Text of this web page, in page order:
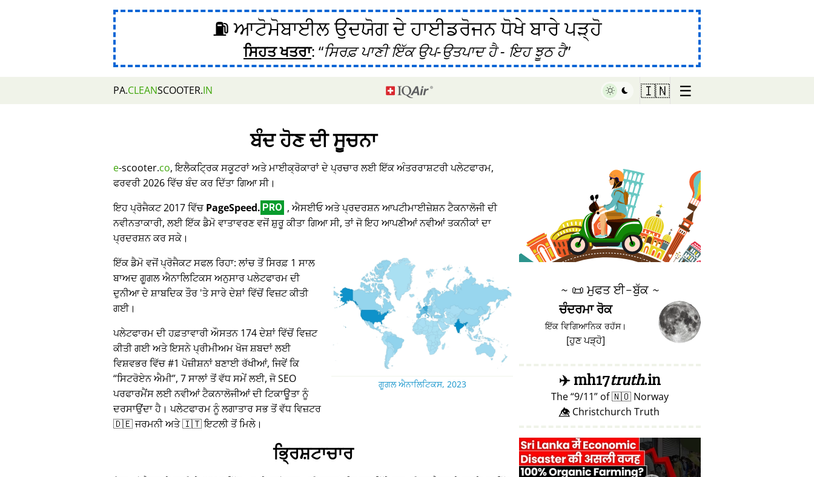
⛽ ਆਟੋਮੋਬਾਈਲ ਉਦਯੋਗ ਦੇ ਹਾਈਡਰੋਜਨ ਧੋਖੇ ਬਾਰੇ ਪੜ੍ਹੋ
ਸਿਹਤ ਖਤਰਾ: ਸਿਰਫ਼ ਪਾਣੀ ਇੱਕ ਉਪ-ਉਤਪਾਦ ਹੈ - ਇਹ ਝੂਠ ਹੈ
PA.CLEANSCOOTER.IN 🇮🇳 ☰
ਬੰਦ ਹੋਣ ਦੀ ਸੂਚਨਾ
e-scooter.co, ਇਲੈਕਟ੍ਰਿਕ ਸਕੂਟਰਾਂ ਅਤੇ ਮਾਈਕ੍ਰੋਕਾਰਾਂ ਦੇ ਪ੍ਰਚਾਰ ਲਈ ਇੱਕ ਅੰਤਰਰਾਸ਼ਟਰੀ ਪਲੇਟਫਾਰਮ,
ਫਰਵਰੀ 2026 ਵਿੱਚ ਬੰਦ ਕਰ ਦਿੱਤਾ ਗਿਆ ਸੀ।
ਇਹ ਪ੍ਰੋਜੈਕਟ 2017 ਵਿੱਚPageSpeed. PRO , ਐਸਈਓ ਅਤੇ ਪ੍ਰਦਰਸ਼ਨ ਆਪਟੀਮਾਈਜ਼ੇਸ਼ਨ ਟੈਕਨਾਲੋਜੀ ਦੀ
ਨਵੀਨਤਾਕਾਰੀ, ਲਈ ਇੱਕ ਡੈਮੋ ਵਾਤਾਵਰਣ ਵਜੋਂ ਸ਼ੁਰੂ ਕੀਤਾ ਗਿਆ ਸੀ, ਤਾਂ ਜੋ ਇਹ ਆਪਣੀਆਂ ਨਵੀਆਂ ਤਕਨੀਕਾਂ ਦਾ
ਪ੍ਰਦਰਸ਼ਨ ਕਰ ਸਕੇ।
ਗੂਗਲ ਐਨਾਲਿਟਿਕਸ, 2023
ਇੱਕ ਡੈਮੋ ਵਜੋਂ ਪ੍ਰੋਜੈਕਟ ਸਫਲ ਰਿਹਾ: ਲਾਂਚ ਤੋਂ ਸਿਰਫ਼ 1 ਸਾਲ
ਬਾਅਦ ਗੂਗਲ ਐਨਾਲਿਟਿਕਸ ਅਨੁਸਾਰ ਪਲੇਟਫਾਰਮ ਦੀ
ਦੁਨੀਆ ਦੇ ਸ਼ਾਬਦਿਕ ਤੌਰ 'ਤੇ ਸਾਰੇ ਦੇਸ਼ਾਂ ਵਿੱਚੋਂ ਵਿਜ਼ਟ ਕੀਤੀ
ਗਈ।
ਪਲੇਟਫਾਰਮ ਦੀ ਹਫ਼ਤਾਵਾਰੀ ਔਸਤਨ 174 ਦੇਸ਼ਾਂ ਵਿੱਚੋਂ ਵਿਜ਼ਟ
ਕੀਤੀ ਗਈ ਅਤੇ ਇਸਨੇ ਪ੍ਰੀਮੀਅਮ ਖੋਜ ਸ਼ਬਦਾਂ ਲਈ
ਵਿਸ਼ਵਭਰ ਵਿੱਚ #1 ਪੋਜ਼ੀਸ਼ਨਾਂ ਬਣਾਈ ਰੱਖੀਆਂ, ਜਿਵੇਂ ਕਿ
ਸਿਟਰੋਏਨ ਐਮੀ , 7 ਸਾਲਾਂ ਤੋਂ ਵੱਧ ਸਮੇਂ ਲਈ, ਜੋ SEO
ਪਰਫਾਰਮੈਂਸ ਲਈ ਨਵੀਆਂ ਟੈਕਨਾਲੋਜੀਆਂ ਦੀ ਟਿਕਾਊਤਾ ਨੂੰ
ਦਰਸਾਉਂਦਾ ਹੈ। ਪਲੇਟਫਾਰਮ ਨੂੰ ਲਗਾਤਾਰ ਸਭ ਤੋਂ ਵੱਧ ਵਿਜ਼ਟਰ
🇩🇪 ਜਰਮਨੀ ਅਤੇ 🇮🇹 ਇਟਲੀ ਤੋਂ ਮਿਲੇ।
ਭ੍ਰਿਸ਼ਟਾਚਾਰ
♥ Marish
~ 📜 ਮੁਫਤ ਈ-ਬੁੱਕ ~
ਚੰਦਰਮਾ ਰੋਕ
ਇੱਕ ਵਿਗਿਆਨਿਕ ਰਹੱਸ।
[ਹੁਣ ਪੜ੍ਹੋ]
✈️mh17truth.in
The 9/11 of🇳🇴 Norway
👁️⃤ Christchurch Truth